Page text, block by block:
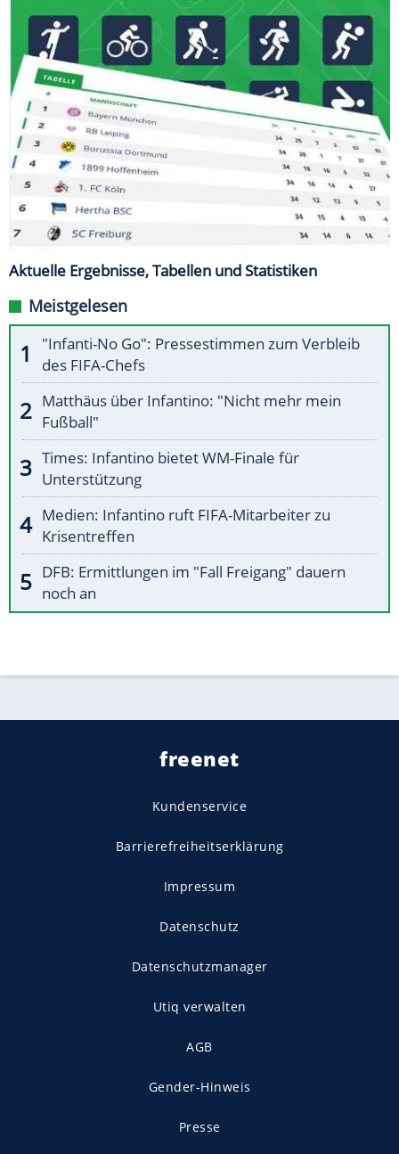
Aktuelle Ergebnisse, Tabellen und Statistiken
Meistgelesen
"Infanti-No Go": Pressestimmen zum Verbleib
des FIFA-Chefs
Matthäus über Infantino: "Nicht mehr mein
Fußball"
Times: Infantino bietet WM-Finale für
Unterstützung
Medien: Infantino ruft FIFA-Mitarbeiter zu
Krisentreffen
DFB: Ermittlungen im "Fall Freigang" dauern
noch an
freenet
Kundenservice
Barrierefreiheitserklärung
Impressum
Datenschutz
Datenschutzmanager
Utiq verwalten
AGB
Gender-Hinweis
Presse